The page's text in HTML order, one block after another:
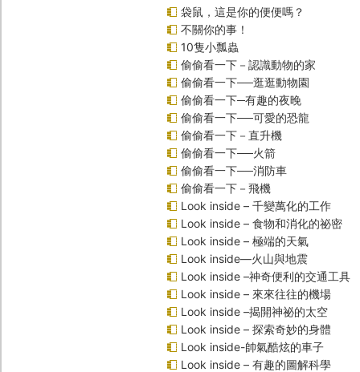
袋鼠，這是你的便便嗎？
不關你的事！
10隻小瓢蟲
偷偷看一下－認識動物的家
偷偷看一下──逛逛動物園
偷偷看一下─有趣的夜晚
偷偷看一下──可愛的恐龍
偷偷看一下－直升機
偷偷看一下──火箭
偷偷看一下──消防車
偷偷看一下－飛機
Look inside – 千變萬化的工作
Look inside – 食物和消化的祕密
Look inside – 極端的天氣
Look inside—火山與地震
Look inside –神奇便利的交通工具
Look inside – 來來往往的機場
Look inside –揭開神祕的太空
Look inside – 探索奇妙的身體
Look inside-帥氣酷炫的車子
Look inside – 有趣的圖解科學